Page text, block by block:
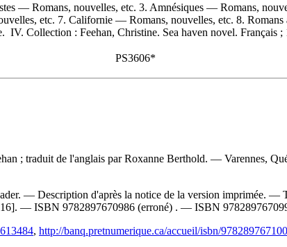
— Romans, nouvelles, etc. 3. Amnésiques — Romans,
etc. 7. Californie — Romans, nouvelles, etc. 8. Romans
Collection : Feehan, Christine. Sea haven novel. Français ;
PS3606*
; traduit de l'anglais par Roxanne Berthold. — Varennes,
— Description d'après la notice de la version imprimée. —
— ISBN 9782897670986 (erroné) . — ISBN
, http://banq.pretnumerique.ca/accueil/isbn/